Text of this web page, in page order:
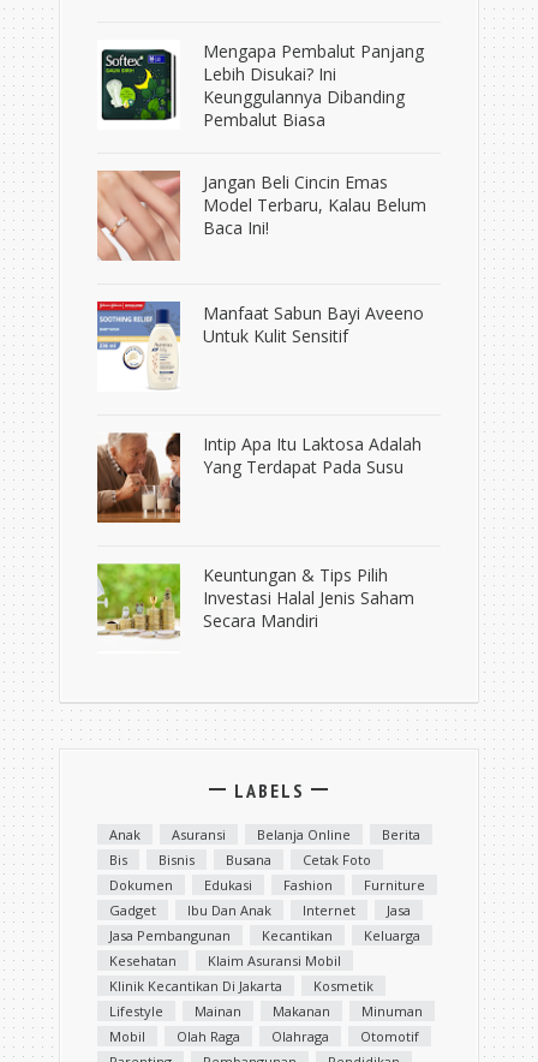
Mengapa Pembalut Panjang
Lebih Disukai? Ini
Keunggulannya Dibanding
Pembalut Biasa
Jangan Beli Cincin Emas
Model Terbaru, Kalau Belum
Baca Ini!
Manfaat Sabun Bayi Aveeno
Untuk Kulit Sensitif
Intip Apa Itu Laktosa Adalah
Yang Terdapat Pada Susu
Keuntungan & Tips Pilih
Investasi Halal Jenis Saham
Secara Mandiri
LABELS
Anak Asuransi Belanja Online
Berita
Bis
Bisnis Busana
Cetak Foto
Dokumen
Edukasi Fashion
Furniture
Gadget
Ibu Dan Anak Internet
Jasa
Jasa Pembangunan
Kecantikan
Keluarga
Kesehatan
Klaim Asuransi Mobil
Klinik Kecantikan Di Jakarta
Kosmetik
Lifestyle
Mainan Makanan
Minuman
Mobil
Olah Raga Olahraga
Otomotif